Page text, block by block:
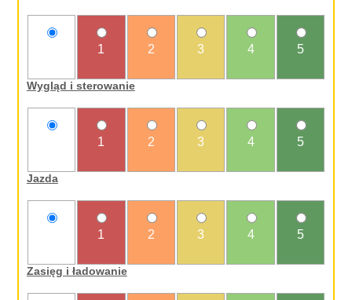
1 2 3 4 5
Wygląd i sterowanie
1 2 3 4 5
Jazda
1 2 3 4 5
Zasięg i ładowanie